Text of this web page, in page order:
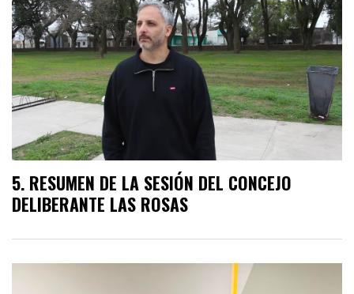
RESUMEN DE LA SESIÓN DEL CONCEJO
DELIBERANTE LAS ROSAS